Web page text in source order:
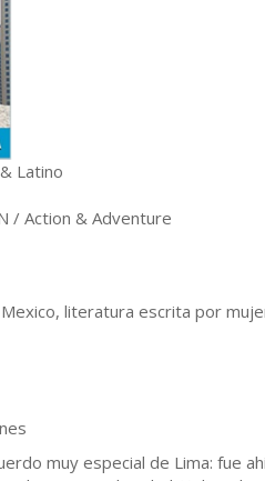
Latino
/ Action & Adventure
literatura escrita por
muy especial de Lima: fue